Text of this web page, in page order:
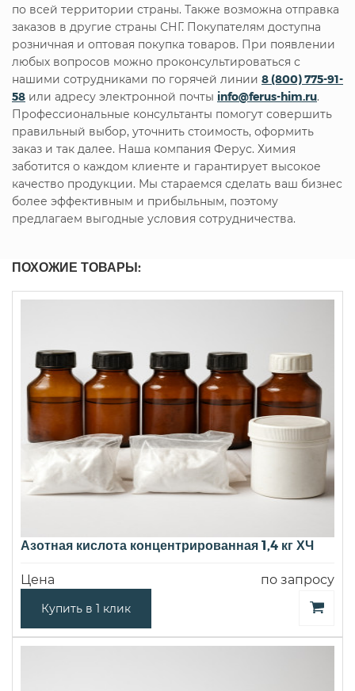
по всей территории страны. Также возможна отправка
заказов в другие страны СНГ. Покупателям доступна
розничная и оптовая покупка товаров. При появлении
любых вопросов можно проконсультироваться с
нашими сотрудниками по горячей линии 8 (800) 775-91-
58 или адресу электронной почты info@ferus-him.ru.
Профессиональные консультанты помогут совершить
правильный выбор, уточнить стоимость, оформить
заказ и так далее. Наша компания Ферус. Химия
заботится о каждом клиенте и гарантирует высокое
качество продукции. Мы стараемся сделать ваш бизнес
более эффективным и прибыльным, поэтому
предлагаем выгодные условия сотрудничества.
ПОХОЖИЕ ТОВАРЫ:
Азотная кислота концентрированная 1,4 кг ХЧ
Цена по запросу
Купить в 1 клик